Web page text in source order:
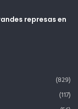
represas en
(829)
(117)